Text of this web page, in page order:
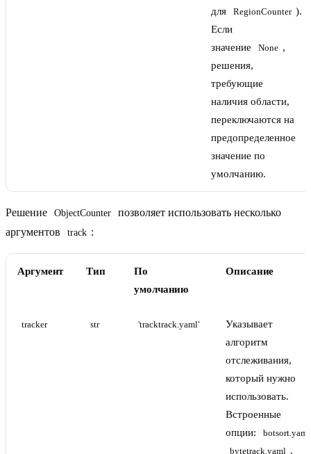
для
RegionCounter ).
Если
значение
None ,
решения,
требующие
наличия области,
переключаются на
предопределенное
значение по
умолчанию.
Решение ObjectCounter
позволяет использовать несколько
аргументов
track :
Аргумент Тип
По
умолчанию
Описание
tracker str 'tracktrack.yaml'
Указывает
алгоритм
отслеживания,
который нужно
использовать.
Встроенные
опции:
botsort.yaml
bytetrack.yaml ,